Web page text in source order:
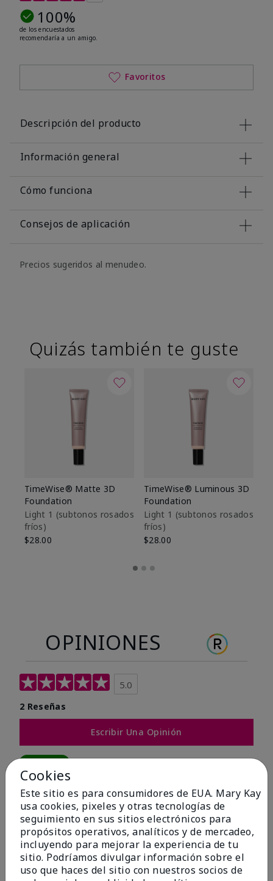
100%
de los encuestados
recomendaría a un amigo.
Favoritos
Descripción del producto
Información general
Cómo funciona
Consejos de aplicación
Precios sugeridos al menudeo.
Quizás también te guste
TimeWise® Matte 3D
Foundation
Light 1​ (subtonos rosados
fríos)
$28.00
TimeWise® Luminous 3D
Foundation
Light 1​ (subtonos rosados
fríos)
$28.00
OPINIONES
5.0
2 Reseñas
Escribir Una Opinión
de los encuestados recomendaría a un amigo.
5 estrellas
2
4 estrellas
0
3 estrellas
0
Cookies
Este sitio es para consumidores de EUA. Mary Kay
usa cookies, pixeles y otras tecnologías de
seguimiento en sus sitios electrónicos para
propósitos operativos, analíticos y de mercadeo,
incluyendo para mejorar la experiencia de tu
sitio. Podríamos divulgar información sobre el
uso que haces del sitio con nuestros socios de